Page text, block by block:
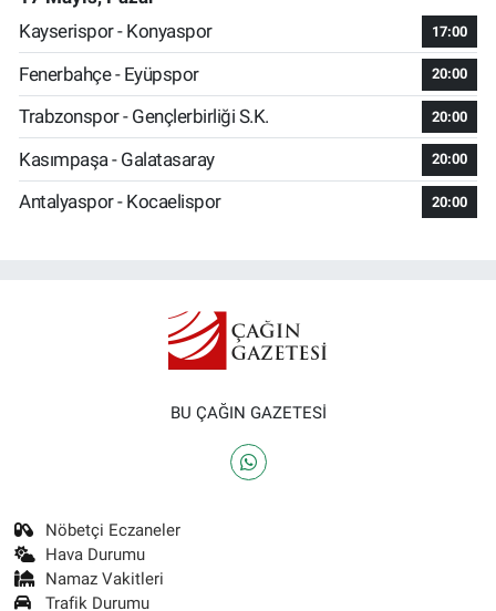
Kayserispor - Konyaspor
17:00
Fenerbahçe - Eyüpspor 20:00
Trabzonspor - Gençlerbirliği S.K. 20:00
Kasımpaşa - Galatasaray 20:00
Antalyaspor - Kocaelispor 20:00
BU ÇAĞIN GAZETESİ
Nöbetçi Eczaneler
Hava Durumu
Namaz Vakitleri
Trafik Durumu